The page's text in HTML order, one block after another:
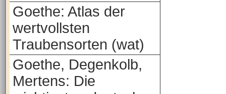
Goethe: Atlas der
wertvollsten
Traubensorten (wat)
Goethe, Degenkolb,
Mertens: Die